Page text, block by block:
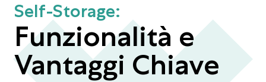
Self-Storage:
Funzionalità e
Vantaggi Chiave